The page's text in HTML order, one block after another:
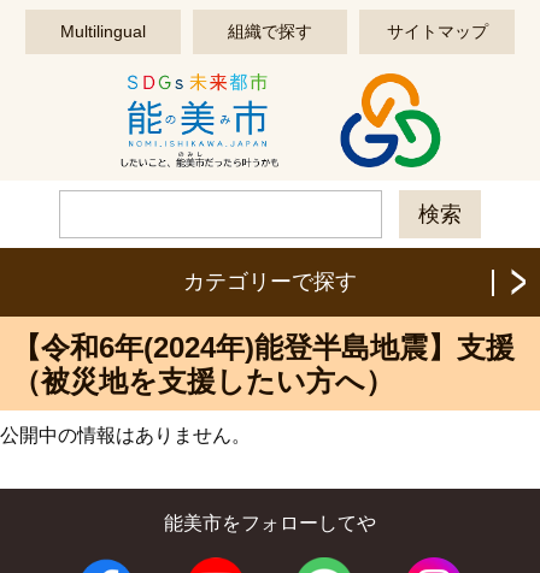
このページの本文へ移動する
Multilingual 組織で探す サイトマップ
カテゴリーで探す
【令和6年(2024年)能登半島地震】支援
（被災地を支援したい方へ）
公開中の情報はありません。
能美市をフォローしてや